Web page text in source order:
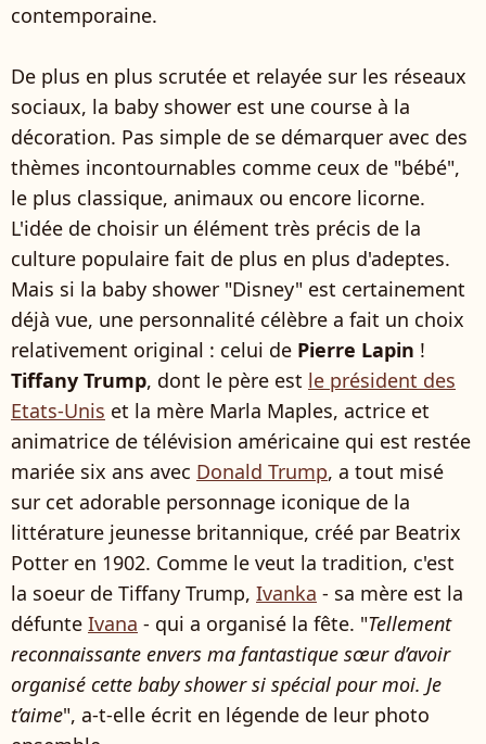
contemporaine.
De plus en plus scrutée et relayée sur les réseaux
sociaux, la baby shower est une course à la
décoration. Pas simple de se démarquer avec des
thèmes incontournables comme ceux de "bébé",
le plus classique, animaux ou encore licorne.
L'idée de choisir un élément très précis de la
culture populaire fait de plus en plus d'adeptes.
Mais si la baby shower "Disney" est certainement
déjà vue, une personnalité célèbre a fait un choix
relativement original : celui de Pierre Lapin !
Tiffany Trump, dont le père est le président des
Etats-Unis et la mère Marla Maples, actrice et
animatrice de télévision américaine qui est restée
mariée six ans avec Donald Trump, a tout misé
sur cet adorable personnage iconique de la
littérature jeunesse britannique, créé par Beatrix
Potter en 1902. Comme le veut la tradition, c'est
la soeur de Tiffany Trump, Ivanka - sa mère est la
défunte Ivana - qui a organisé la fête. "Tellement
reconnaissante envers ma fantastique sœur d’avoir
organisé cette baby shower si spécial pour moi. Je
t’aime", a-t-elle écrit en légende de leur photo